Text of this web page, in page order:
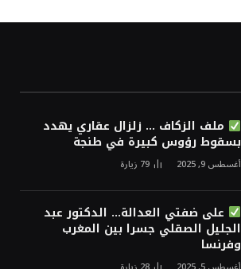
ملف الزكاف … زلزال عقاري يهدد
بسقوط رؤوس كبيرة في طنجة
أغسطس 9, 2025 79 زيارة
على ضفتي العدالة… الدكتور عبد
الجليل الصقلي جسرا بين المغرب
وفرنسا